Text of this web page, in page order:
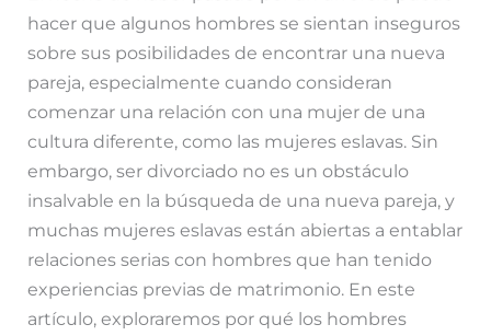
e
g
r
m
t
A
p
e
o
k
s
n
e
r
p
r
i
r
hacer que algunos hombres se sientan inseguros
sobre sus posibilidades de encontrar una nueva
pareja, especialmente cuando consideran
comenzar una relación con una mujer de una
cultura diferente, como las mujeres eslavas. Sin
embargo, ser divorciado no es un obstáculo
insalvable en la búsqueda de una nueva pareja, y
muchas mujeres eslavas están abiertas a entablar
relaciones serias con hombres que han tenido
experiencias previas de matrimonio. En este
artículo, exploraremos por qué los hombres